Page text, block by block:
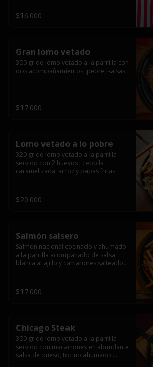
$16.000
Gran lomo vetado
300 gr de lomo vetado a la parrilla con
dos acompañamientos, pebre, salsas.
$17.000
Lomo vetado a lo pobre
320 gr de lomo vetado a la parrilla
servido con 2 huevos , cebolla
caramelizada, arroz y papas fritas
$20.000
Salmón salsero
Salmon nacional cocinado y ahumado
a la parrilla acompañado de salsa
blanca al ajillo y camarones salteados,
$17.000
Chicago Steak
300 gr de lomo vetado a la parrilla
servido con macarrones en abundante
salsa de queso, tocino ahumado